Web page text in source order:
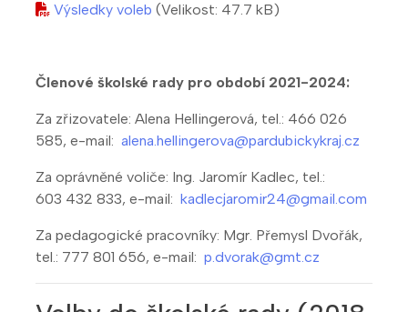
Výsledky voleb (Velikost: 47.7 kB)
Členové školské rady pro období 2021-2024:
Za zřizovatele: Alena Hellingerová, tel.: 466 026
585, e-mail: alena.hellingerova@pardubickykraj.cz
Za oprávněné voliče: Ing. Jaromír Kadlec, tel.:
603 432 833, e-mail: kadlecjaromir24@gmail.com
Za pedagogické pracovníky: Mgr. Přemysl Dvořák,
tel.: 777 801 656, e-mail: p.dvorak@gmt.cz